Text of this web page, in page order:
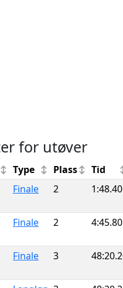
for utøver
Type Plass
Tid
Finale 2 1:48.40
Finale 2 4:45.80
Finale 3